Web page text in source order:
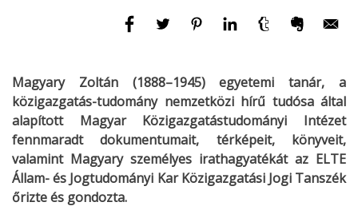
Magyary Zoltán (1888–1945) egyetemi tanár, a
közigazgatás-tudomány nemzetközi hírű tudósa által
alapított Magyar Közigazgatástudományi Intézet
fennmaradt dokumentumait, térképeit, könyveit,
valamint Magyary személyes irathagyatékát az ELTE
Állam- és Jogtudományi Kar Közigazgatási Jogi Tanszék
őrizte és gondozta.